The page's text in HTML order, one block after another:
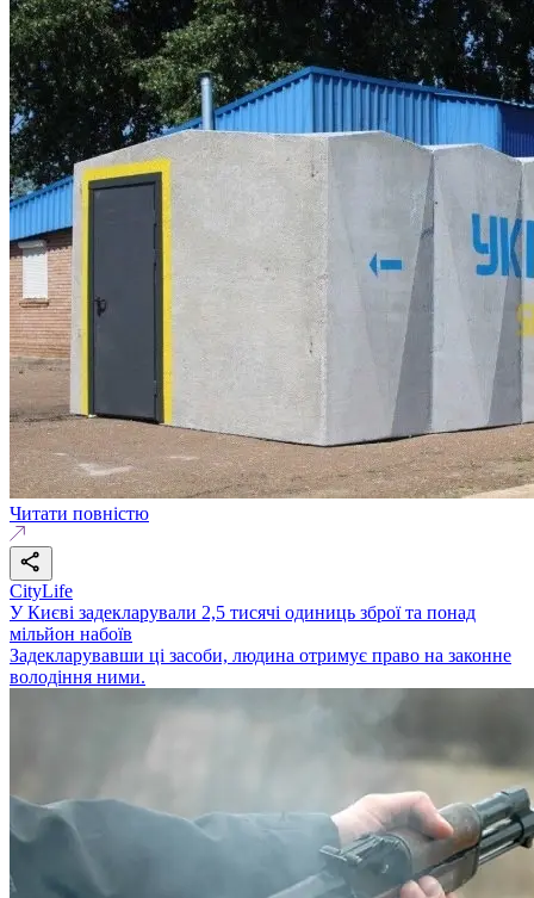
Читати повністю
CityLife
У Києві задекларували 2,5 тисячі одиниць зброї та понад
мільйон набоїв
Задекларувавши ці засоби, людина отримує право на законне
володіння ними.